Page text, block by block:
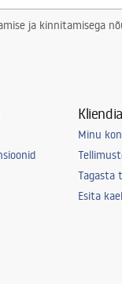
ja kinnitamisega
Minu
Tagasta
Esita